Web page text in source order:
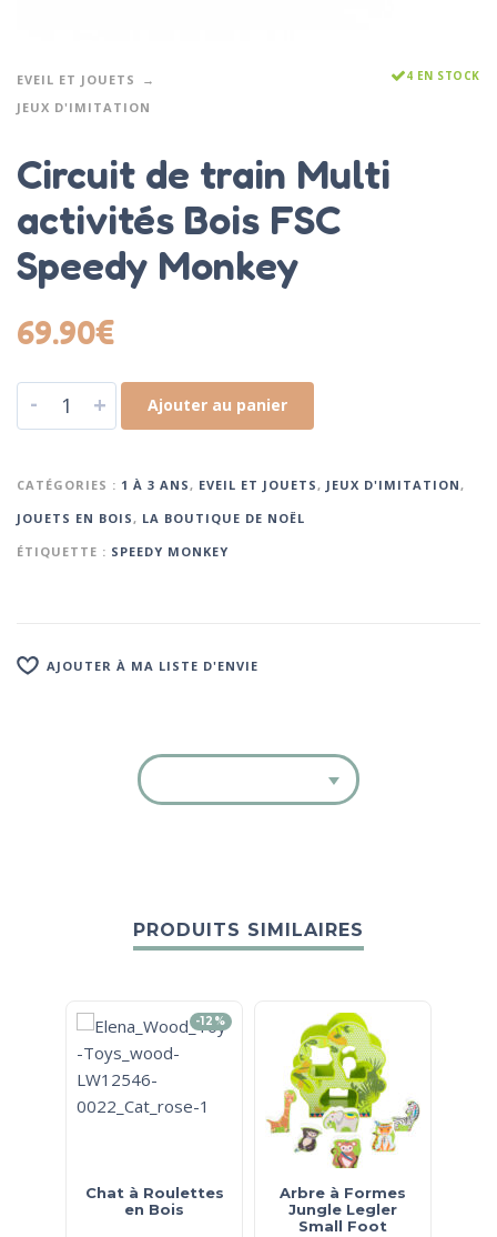
EVEIL ET JOUETS
JEUX D'IMITATION
4 EN STOCK
Circuit de train Multi
activités Bois FSC
Speedy Monkey
69.90€
- + Ajouter au panier
CATÉGORIES : 1 À 3 ANS, EVEIL ET JOUETS, JEUX D'IMITATION,
JOUETS EN BOIS, LA BOUTIQUE DE NOËL
ÉTIQUETTE : SPEEDY MONKEY
AJOUTER À MA LISTE D'ENVIE
PRODUITS SIMILAIRES
-12%
Chat à Roulettes
en Bois
Arbre à Formes
Jungle Legler
Small Foot